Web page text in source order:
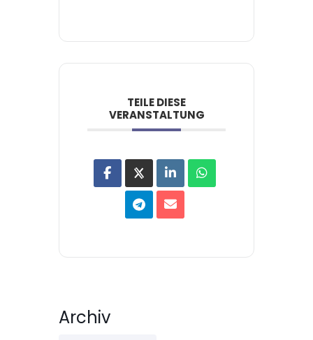
TEILE DIESE
VERANSTALTUNG
Archiv